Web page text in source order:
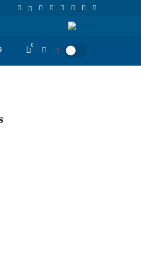
de euros em 2025 e Alemanha
0